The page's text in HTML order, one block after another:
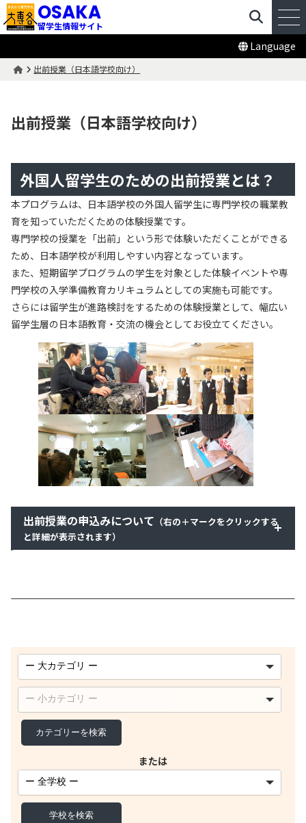
OSAKA
留学生情報サイト
Language
出前授業（日本語学校向け）
出前授業（日本語学校向け）
外国人留学生のための出前授業とは？
本プログラムは、日本語学校の外国人留学生に専門学校の職業教
育を知っていただくための体験授業です。
専門学校の授業を「出前」という形で体験いただくことができる
ため、日本語学校が利用しやすい内容となっています。
また、短期留学プログラムの学生を対象とした体験イベントや専
門学校の入学準備教育カリキュラムとしての実施も可能です。
さらには留学生が進路検討をするための体験授業として、幅広い
留学生層の日本語教育・交流の機会としてお役立てください。
出前授業の申込みについて （右の＋マークをクリックする
と詳細が表示されます）
または